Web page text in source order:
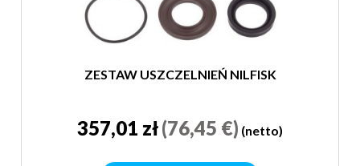
ZESTAW USZCZELNIEŃ NILFISK
357,01 zł(76,45 €) (netto)